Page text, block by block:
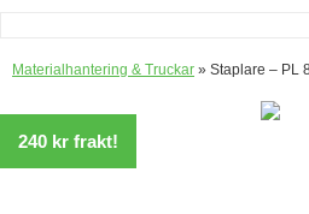
Materialhantering & Truckar » Staplare – PL
240 kr frakt!